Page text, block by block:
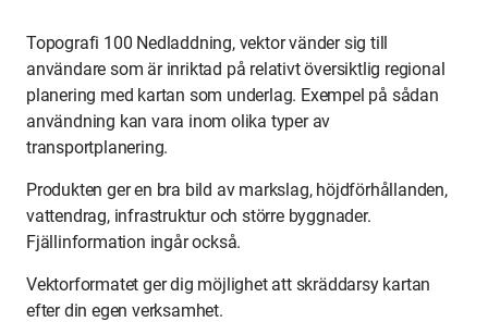
Topografi 100 Nedladdning, vektor vänder sig till
användare som är inriktad på relativt översiktlig regional
planering med kartan som underlag. Exempel på sådan
användning kan vara inom olika typer av
transportplanering.
Produkten ger en bra bild av markslag, höjdförhållanden,
vattendrag, infrastruktur och större byggnader.
Fjällinformation ingår också.
Vektorformatet ger dig möjlighet att skräddarsy kartan
efter din egen verksamhet.